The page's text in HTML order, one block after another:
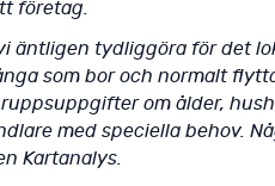
företag.
äntligen tydliggöra för det
som bor och normalt
om ålder,
med speciella behov.
Kartanalys.